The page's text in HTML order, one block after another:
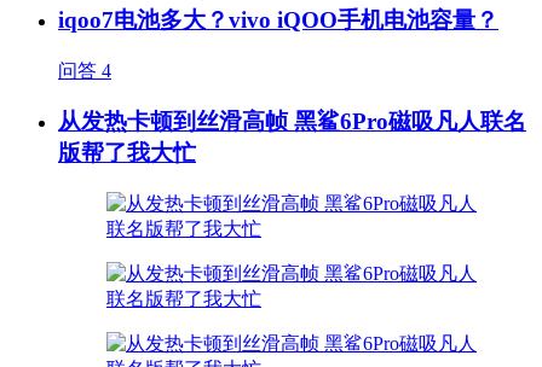
iqoo7电池多大？vivo iQOO手机电池容量？
问答 4
从发热卡顿到丝滑高帧 黑鲨6Pro磁吸凡人联名
版帮了我大忙